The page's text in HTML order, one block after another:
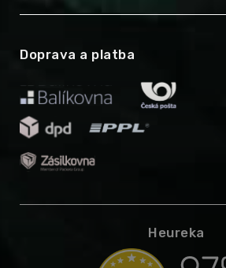
Doprava a platba
Heureka